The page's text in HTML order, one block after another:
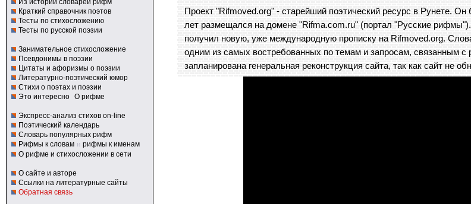
Из истории словарей рифм
Краткий справочник поэтов
Тесты по стихосложению
Тесты по русской поэзии
Занимательное стихосложение
Псевдонимы в поэзии
Цитаты и афоризмы о поэзии
Литературно-поэтический юмор
Стихи о поэтах и поэзии
Это интересно О рифме
Экспресс-анализ стихов on-line
Поэтический календарь
Словарь популярных рифм
Рифмы к словам и рифмы к именам
О рифме и стихосложении в сети
О сайте и авторе
Ссылки на литературные сайты
Обратная связь
Проект "Rifmoved.org" - старейший поэтический ресурс в Рунете.
лет размещался на домене "Rifma.com.ru" (портал "Русские
получил новую, уже международную прописку на Rifmoved.org.
одним из самых востребованных по темам и запросам, связанным
запланирована генеральная реконструкция сайта, так как сайт не